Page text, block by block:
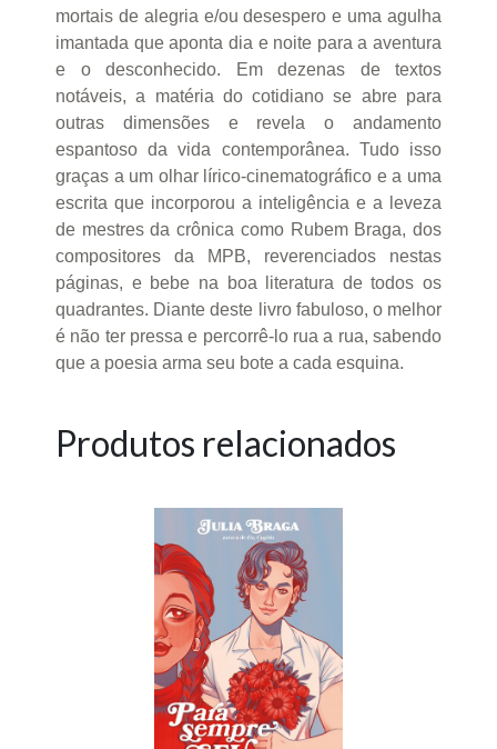
mortais de alegria e/ou desespero e uma agulha
imantada que aponta dia e noite para a aventura
e o desconhecido. Em dezenas de textos
notáveis, a matéria do cotidiano se abre para
outras dimensões e revela o andamento
espantoso da vida contemporânea. Tudo isso
graças a um olhar lírico-cinematográfico e a uma
escrita que incorporou a inteligência e a leveza
de mestres da crônica como Rubem Braga, dos
compositores da MPB, reverenciados nestas
páginas, e bebe na boa literatura de todos os
quadrantes. Diante deste livro fabuloso, o melhor
é não ter pressa e percorrê-lo rua a rua, sabendo
que a poesia arma seu bote a cada esquina.
Produtos relacionados